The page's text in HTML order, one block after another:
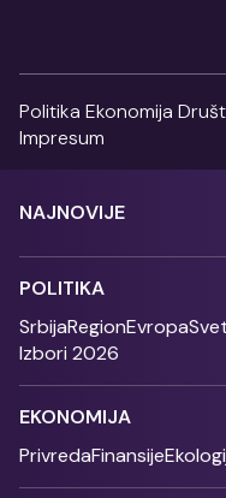
Politika Ekonomija
Impresum
NAJNOVIJE
POLITIKA
SrbijaRegionEvropaSvet
Izbori 2026
EKONOMIJA
PrivredaFinansije